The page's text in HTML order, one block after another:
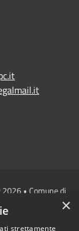
• Comune di
• Powered by×
strettamente